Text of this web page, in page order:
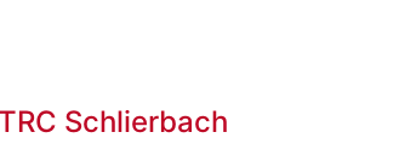
Schlierbach